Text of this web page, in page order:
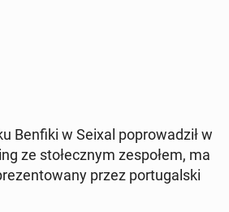
Benfiki w Seixal po­pro­wa­dził w
ze sto­łecz­nym ze­spo­łem, ma
przez por­tu­gal­ski